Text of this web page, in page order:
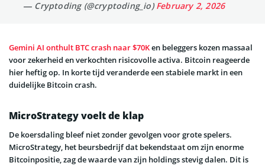
— Cryptoding (@cryptoding_io)February 2, 2026
Gemini AI onthult BTC crash naar $70Ken beleggers kozen massaal
voor zekerheid en verkochten risicovolle activa. Bitcoin reageerde
hier heftig op. In korte tijd veranderde een stabiele markt in een
duidelijke Bitcoin crash.
MicroStrategy voelt de klap
De koersdaling bleef niet zonder gevolgen voor grote spelers.
MicroStrategy, het beursbedrijf dat bekendstaat om zijn enorme
Bitcoinpositie, zag de waarde van zijn holdings stevig dalen. Dit is